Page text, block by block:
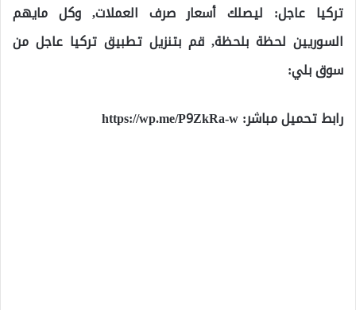
تركيا عاجل: ليصلك أسعار صرف العملات, وكل مايهم
السوريين لحظة بلحظة, قم بتنزيل تطبيق تركيا عاجل من
سوق بلي:
رابط تحميل مباشر:https://wp.me/P9ZkRa-w